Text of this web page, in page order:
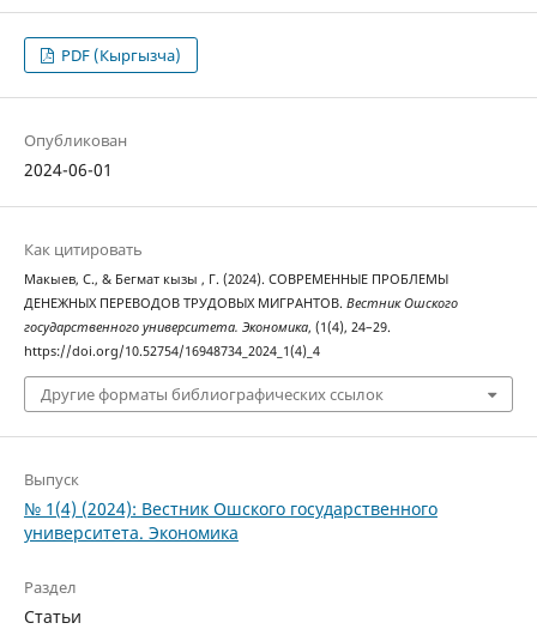
PDF (Кыргызча)
Опубликован
2024-06-01
Как цитировать
Макыев, С., & Бегмат кызы , Г. (2024). СОВРЕМЕННЫЕ ПРОБЛЕМЫ
ДЕНЕЖНЫХ ПЕРЕВОДОВ ТРУДОВЫХ МИГРАНТОВ. Вестник Ошского
государственного университета. Экономика, (1(4), 24–29.
https://doi.org/10.52754/16948734_2024_1(4)_4
Другие форматы библиографических ссылок
Выпуск
№ 1(4) (2024): Вестник Ошского государственного
университета. Экономика
Раздел
Статьи